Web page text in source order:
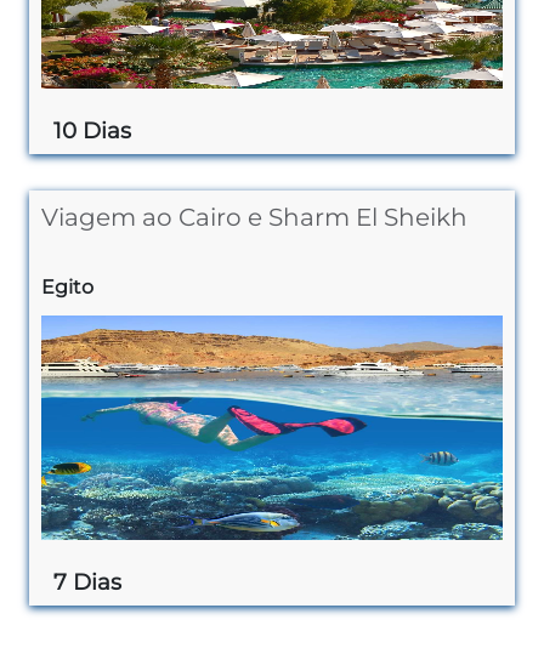
10 Dias
Viagem ao Cairo e Sharm El Sheikh
Egito
7 Dias